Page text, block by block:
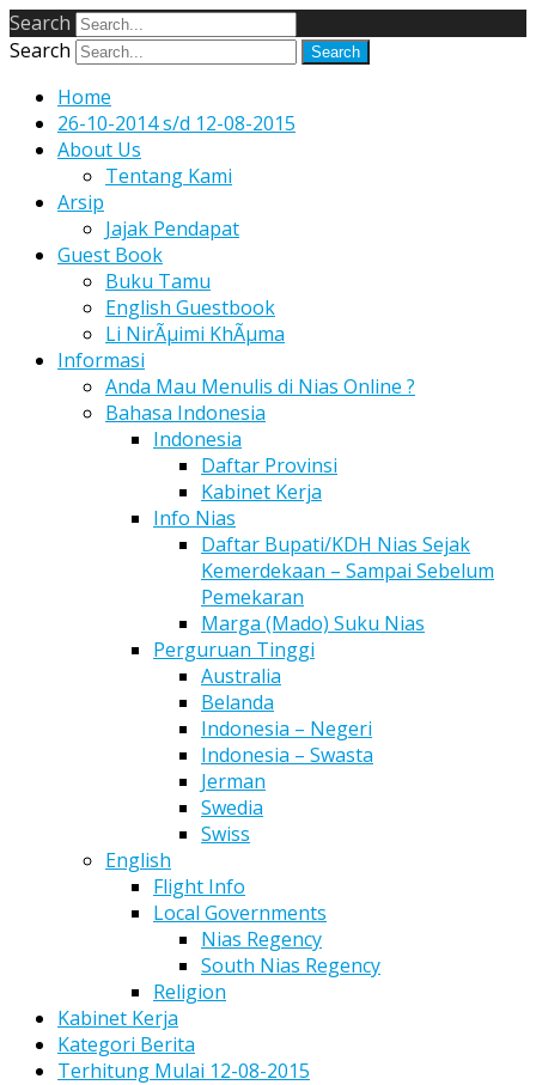
Search
Search
Home
26-10-2014 s/d 12-08-2015
About Us
Tentang Kami
Arsip
Jajak Pendapat
Guest Book
Buku Tamu
English Guestbook
Li NirÃµimi KhÃµma
Informasi
Anda Mau Menulis di Nias Online ?
Bahasa Indonesia
Indonesia
Daftar Provinsi
Kabinet Kerja
Info Nias
Daftar Bupati/KDH Nias Sejak
Kemerdekaan – Sampai Sebelum
Pemekaran
Marga (Mado) Suku Nias
Perguruan Tinggi
Australia
Belanda
Indonesia – Negeri
Indonesia – Swasta
Jerman
Swedia
Swiss
English
Flight Info
Local Governments
Nias Regency
South Nias Regency
Religion
Kabinet Kerja
Kategori Berita
Terhitung Mulai 12-08-2015